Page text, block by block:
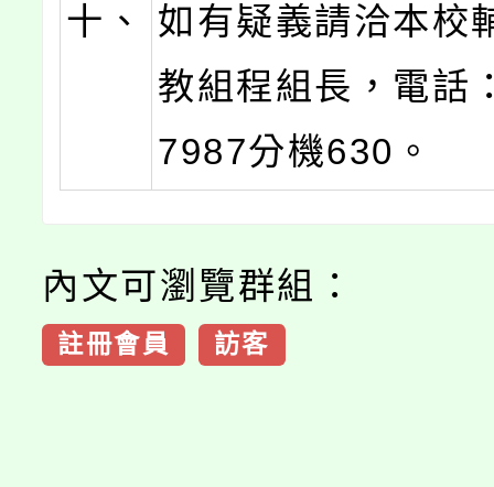
十、
如有疑義請洽本校
教組程組長，電話
7987分機630。
內文可瀏覽群組：
註冊會員 訪客